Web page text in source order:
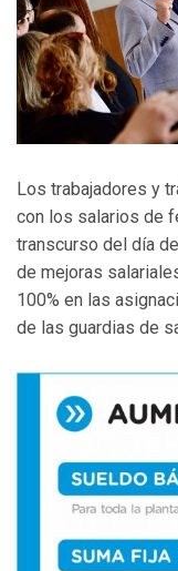
Los trabajadores y
con los salarios de
transcurso del día
de mejoras
100% en las
de las guardias de